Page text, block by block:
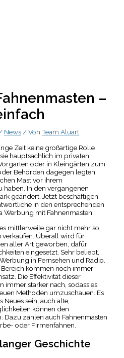
–
News / VonTeam Aluart
Zeit keine großartige Rolle
hauptsächlich im privaten
oder in Kleingärten zum
Behörden dagegen legten
Mast vor ihrem
haben. In den vergangenen
geändert. Jetzt beschäftigen
in den entsprechenden
mit Fahnenmasten.
mittlerweile gar nicht mehr so
verkaufen. Überall wird für
aller Art geworben, dafür
eingesetzt. Sehr beliebt,
in Fernsehen und Radio.
kommen noch immer
Die Effektivität dieser
immer stärker nach, sodass es
Methoden umzuschauen. Es
sein, auch alte,
können den
zählen auch Fahnenmasten
oder Firmenfahnen.
Geschichte